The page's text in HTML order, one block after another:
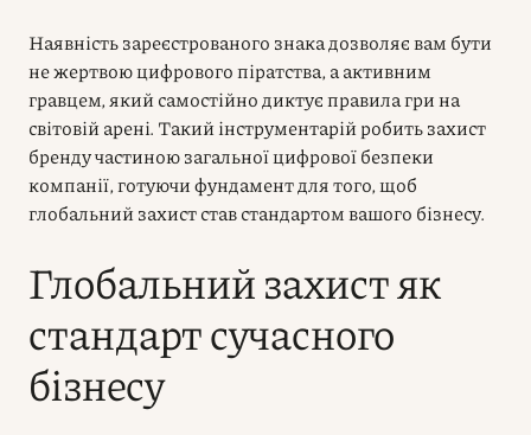
Наявність зареєстрованого знака дозволяє вам бути
не жертвою цифрового піратства, а активним
гравцем, який самостійно диктує правила гри на
світовій арені. Такий інструментарій робить захист
бренду частиною загальної цифрової безпеки
компанії, готуючи фундамент для того, щоб
глобальний захист став стандартом вашого бізнесу.
Глобальний захист як
стандарт сучасного
бізнесу